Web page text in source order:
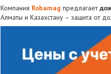
Компания Robamag предлагает
Алматы и Казахстану – защита от